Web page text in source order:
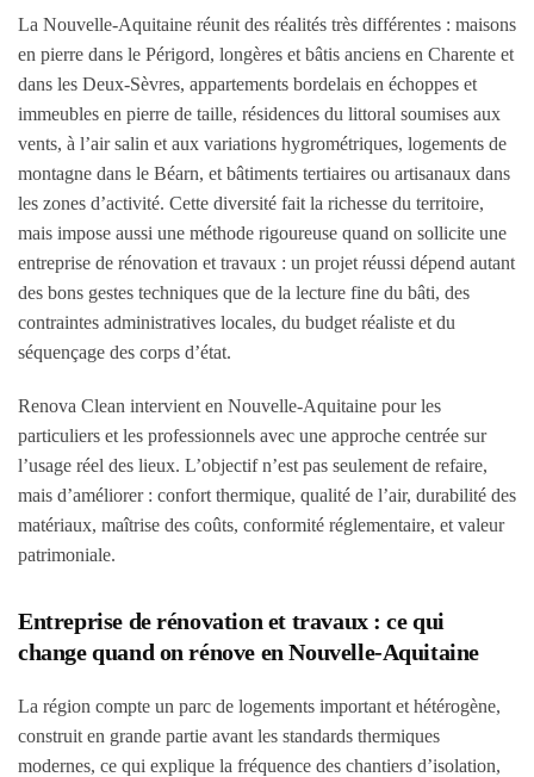
La Nouvelle-Aquitaine réunit des réalités très différentes : maisons
en pierre dans le Périgord, longères et bâtis anciens en Charente et
dans les Deux-Sèvres, appartements bordelais en échoppes et
immeubles en pierre de taille, résidences du littoral soumises aux
vents, à l’air salin et aux variations hygrométriques, logements de
montagne dans le Béarn, et bâtiments tertiaires ou artisanaux dans
les zones d’activité. Cette diversité fait la richesse du territoire,
mais impose aussi une méthode rigoureuse quand on sollicite une
entreprise de rénovation et travaux : un projet réussi dépend autant
des bons gestes techniques que de la lecture fine du bâti, des
contraintes administratives locales, du budget réaliste et du
séquençage des corps d’état.
Renova Clean intervient en Nouvelle-Aquitaine pour les
particuliers et les professionnels avec une approche centrée sur
l’usage réel des lieux. L’objectif n’est pas seulement de refaire,
mais d’améliorer : confort thermique, qualité de l’air, durabilité des
matériaux, maîtrise des coûts, conformité réglementaire, et valeur
patrimoniale.
Entreprise de rénovation et travaux : ce qui
change quand on rénove en Nouvelle-Aquitaine
La région compte un parc de logements important et hétérogène,
construit en grande partie avant les standards thermiques
modernes, ce qui explique la fréquence des chantiers d’isolation,